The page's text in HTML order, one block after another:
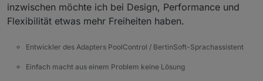
inzwischen möchte ich bei Design, Performance und
Flexibilität etwas mehr Freiheiten haben.
Entwickler des Adapters PoolControl / BertinSoft-Sprachassistent
Einfach macht aus einem Problem keine Lösung